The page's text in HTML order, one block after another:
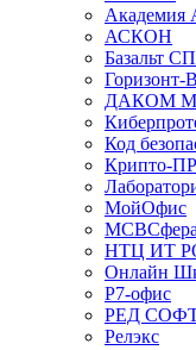
Академия
АСКОН
Базальт
Горизонт-
ДАКОМ М
Код
Крипто-
МойОфис
МСВСфера
НТЦ ИТ
Онлайн
Р7-офис
РЕД
Релэкс